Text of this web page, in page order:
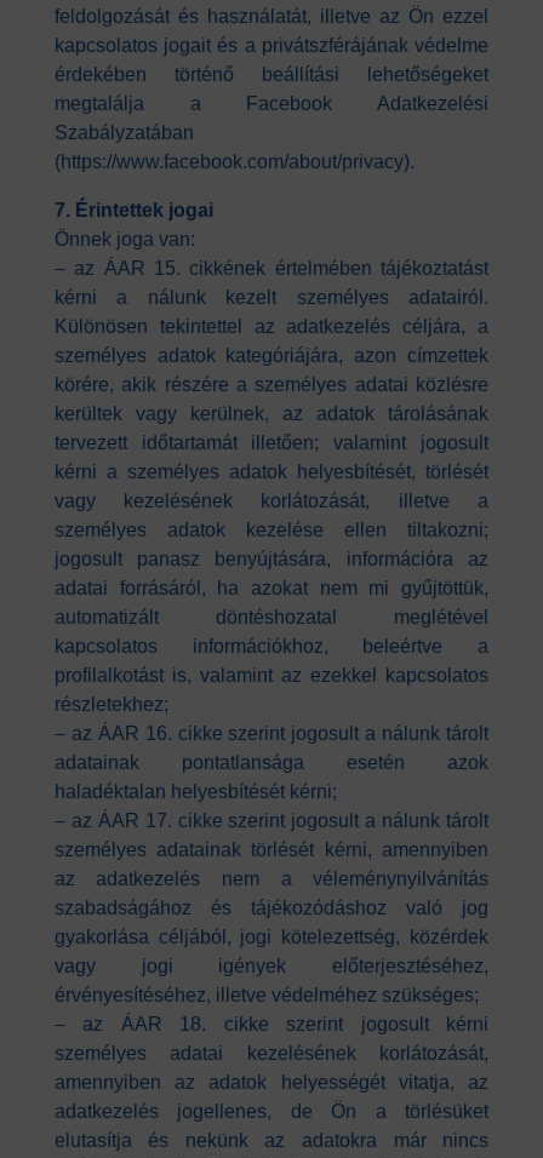
feldolgozását és használatát, illetve az Ön ezzel
kapcsolatos jogait és a privátszférájának védelme
érdekében történő beállítási lehetőségeket
megtalálja a Facebook Adatkezelési
Szabályzatában
(https://www.facebook.com/about/privacy).
7. Érintettek jogai
Önnek joga van:
– az ÁAR 15. cikkének értelmében tájékoztatást
kérni a nálunk kezelt személyes adatairól.
Különösen tekintettel az adatkezelés céljára, a
személyes adatok kategóriájára, azon címzettek
körére, akik részére a személyes adatai közlésre
kerültek vagy kerülnek, az adatok tárolásának
tervezett időtartamát illetően; valamint jogosult
kérni a személyes adatok helyesbítését, törlését
vagy kezelésének korlátozását, illetve a
személyes adatok kezelése ellen tiltakozni;
jogosult panasz benyújtására, információra az
adatai forrásáról, ha azokat nem mi gyűjtöttük,
automatizált döntéshozatal meglétével
kapcsolatos információkhoz, beleértve a
profilalkotást is, valamint az ezekkel kapcsolatos
részletekhez;
– az ÁAR 16. cikke szerint jogosult a nálunk tárolt
adatainak pontatlansága esetén azok
haladéktalan helyesbítését kérni;
– az ÁAR 17. cikke szerint jogosult a nálunk tárolt
személyes adatainak törlését kérni, amennyiben
az adatkezelés nem a véleménynyilvánítás
szabadságához és tájékozódáshoz való jog
gyakorlása céljából, jogi kötelezettség, közérdek
vagy jogi igények előterjesztéséhez,
érvényesítéséhez, illetve védelméhez szükséges;
– az ÁAR 18. cikke szerint jogosult kérni
személyes adatai kezelésének korlátozását,
amennyiben az adatok helyességét vitatja, az
adatkezelés jogellenes, de Ön a törlésüket
elutasítja és nekünk az adatokra már nincs